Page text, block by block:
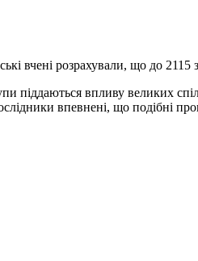
вчені розрахували, що до
впливу великих
впевнені, що подібні